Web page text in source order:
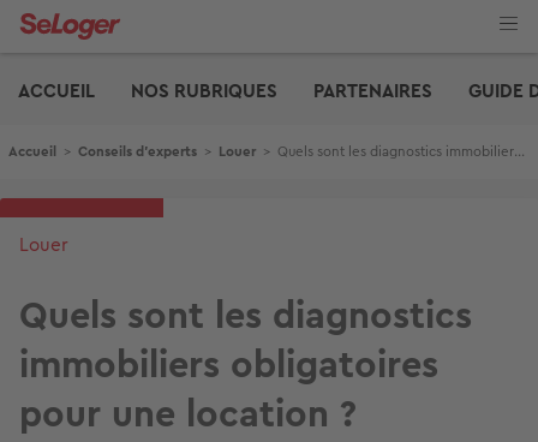
Aller
ACCUEIL
NOS RUBRIQUES PARTENAIRES GUIDE
Fil d'Ariane
Accueil > Conseils d'experts > Louer > Quels sont les diagnostics immobiliers obligatoires pour une location ?
Louer
Quels sont les diagnostics
immobiliers obligatoires
pour une location ?